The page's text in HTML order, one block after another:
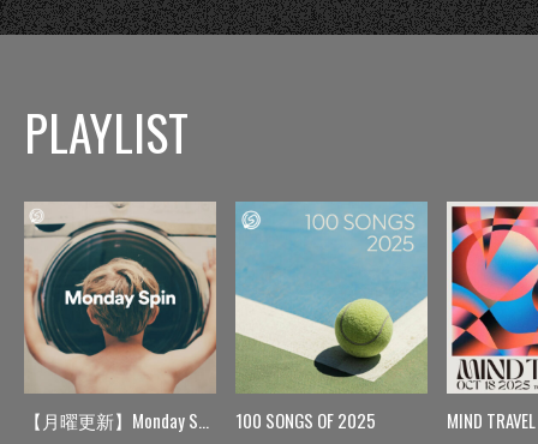
PLAYLIST
【月曜更新】Monday Spin 100 SONGS OF 2025 MIND TRAVEL